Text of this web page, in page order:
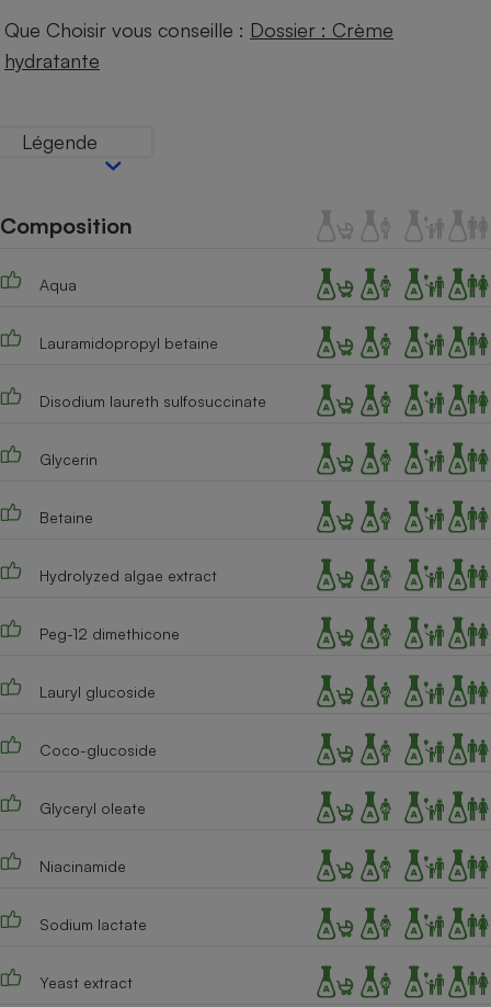
Que Choisir vous conseille : Dossier : Crème
hydratante
Légende
Composition
Aqua
Lauramidopropyl betaine
Disodium laureth sulfosuccinate
Glycerin
Betaine
Hydrolyzed algae extract
Peg-12 dimethicone
Lauryl glucoside
Coco-glucoside
Glyceryl oleate
Niacinamide
Sodium lactate
Yeast extract
Climatiseur -
Ventilateur
Cafetière à expressos
Robot ménager
Smartphone